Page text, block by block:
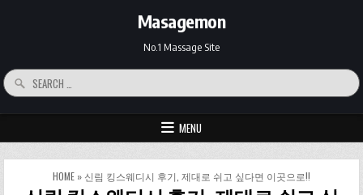
Masagemon
No.1 Massage Site
Search for:
MENU
HOME » 신림 킹스웨디시 후기, 제대로 쉬고 싶다면 이곳으로!!